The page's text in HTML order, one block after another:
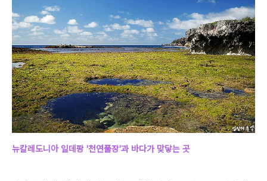
뉴칼레도니아 일데팡 '천연풀장'과 바다가 맞닿는 곳